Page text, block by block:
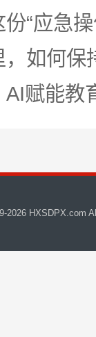
“应急
如何保
赋能教
2026 HXSDPX.com